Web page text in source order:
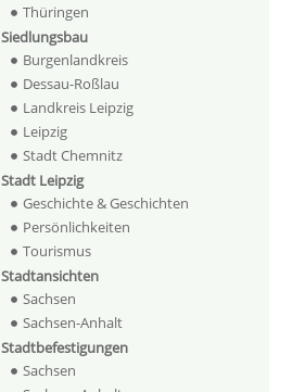
Thüringen
Siedlungsbau
Burgenlandkreis
Dessau-Roßlau
Landkreis Leipzig
Leipzig
Stadt Chemnitz
Stadt Leipzig
Geschichte & Geschichten
Persönlichkeiten
Tourismus
Stadtansichten
Sachsen
Sachsen-Anhalt
Stadtbefestigungen
Sachsen